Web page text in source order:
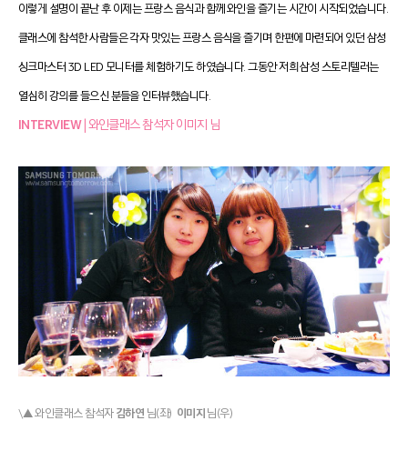
이렇게 설명이 끝난 후 이제는 프랑스 음식과 함께 와인을 즐기는 시간이 시작되었습니다.
클래스에 참석한 사람들은 각자 맛있는 프랑스 음식을 즐기며 한편에 마련되어 있던 삼성
싱크마스터 3D LED 모니터를 체험하기도 하였습니다. 그동안 저희 삼성 스토리텔러는
열심히 강의를 들으신 분들을 인터뷰했습니다.
INTERVIEW| 와인클래스 참석자 이미지 님
\▲ 와인클래스 참석자김하연 님(좌) 이미지님(우)